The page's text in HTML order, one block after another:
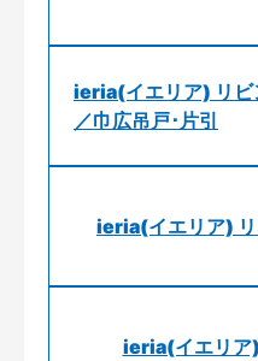
ieria(イエリア) リビ
／巾広吊戸･片引
ieria(イエリア) リ
ieria(イエリア